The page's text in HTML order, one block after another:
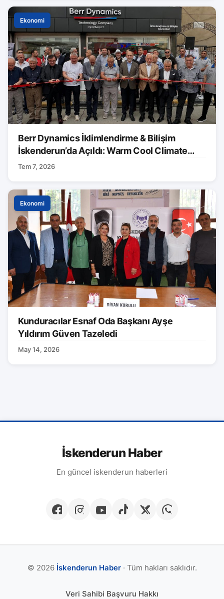
Ekonomi
Berr Dynamics İklimlendirme & Bilişim
İskenderun’da Açıldı: Warm Cool Climate
Markası Tanıtıldı
Tem 7, 2026
Ekonomi
Kunduracılar Esnaf Oda Başkanı Ayşe
Yıldırım Güven Tazeledi
May 14, 2026
İskenderun Haber
En güncel iskenderun haberleri
© 2026 İskenderun Haber· Tüm hakları saklıdır.
Veri Sahibi Başvuru Hakkı